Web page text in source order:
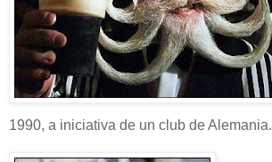
1990, a iniciativa de un club de Alemania.